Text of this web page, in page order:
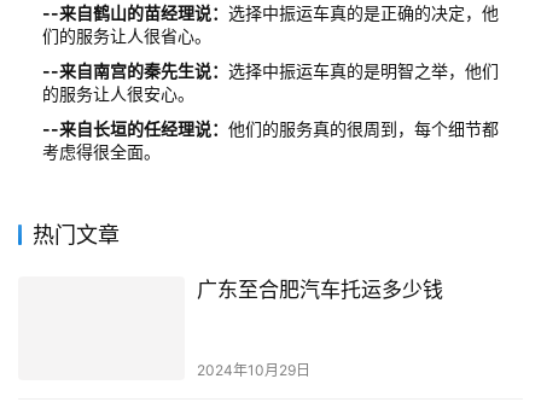
--来自鹤山的苗经理说： 选择中振运车真的是正确的决定，他
们的服务让人很省心。
--来自南宫的秦先生说： 选择中振运车真的是明智之举，他们
的服务让人很安心。
--来自长垣的任经理说： 他们的服务真的很周到，每个细节都
考虑得很全面。
热门文章
广东至合肥汽车托运多少钱
2024年10月29日